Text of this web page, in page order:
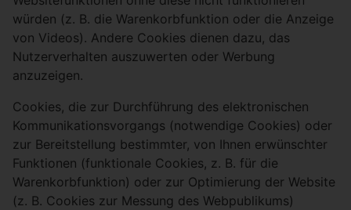
würden (z. B. die Warenkorbfunktion oder die Anzeige
von Videos). Andere Cookies dienen dazu, das
Nutzerverhalten auszuwerten oder Werbung
anzuzeigen.
Cookies, die zur Durchführung des elektronischen
Kommunikationsvorgangs (notwendige Cookies) oder
zur Bereitstellung bestimmter, von Ihnen erwünschter
Funktionen (funktionale Cookies, z. B. für die
Warenkorbfunktion) oder zur Optimierung der Website
(z. B. Cookies zur Messung des Webpublikums)